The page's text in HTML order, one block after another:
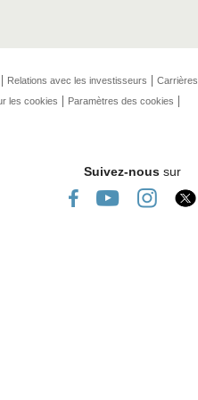
Relations avec les investisseurs
Carrières
les cookies
Paramètres des cookies
Suivez-nous sur